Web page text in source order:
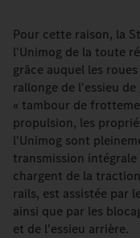
Pour cette raison, la
l'Unimog de la toute
grâce auquel les
rallonge de l'essieu
« tambour de
propulsion, les
l'Unimog sont
transmission
chargent de la
rails, est assistée par
ainsi que par les
et de l'essieu arrière.